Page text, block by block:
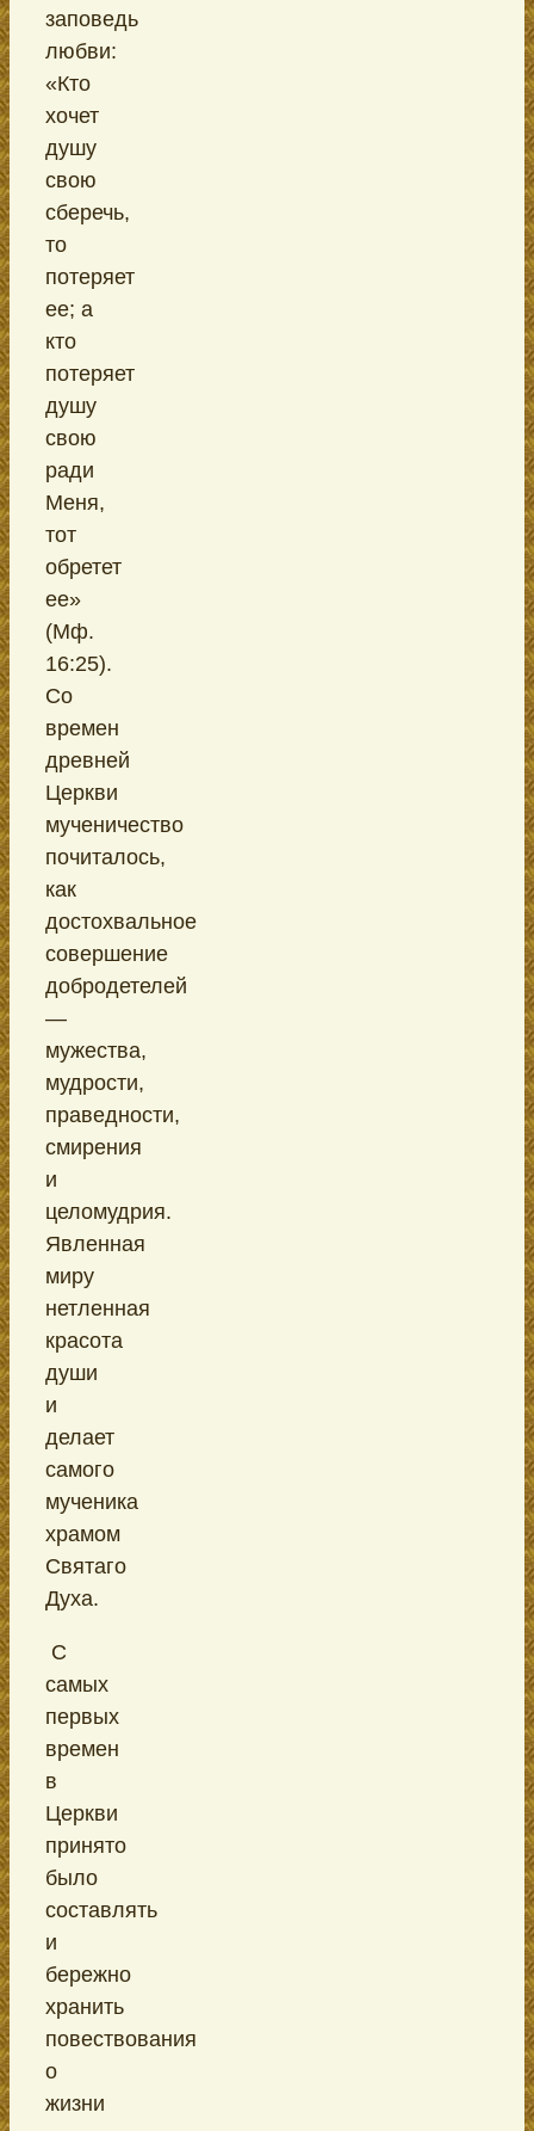
заповедь
любви:
«Кто
хочет
душу
свою
сберечь,
то
потеряет
ее; а
кто
потеряет
душу
свою
ради
Меня,
тот
обретет
ее»
(Мф.
16:25).
Со
времен
древней
Церкви
мученичество
почиталось,
как
достохвальное
совершение
добродетелей
—
мужества,
мудрости,
праведности,
смирения
и
целомудрия.
Явленная
миру
нетленная
красота
души
и
делает
самого
мученика
храмом
Святаго
Духа.
С
самых
первых
времен
в
Церкви
принято
было
составлять
и
бережно
хранить
повествования
о
жизни